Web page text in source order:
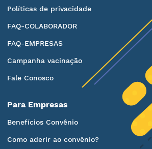
Políticas de privacidade
FAQ-COLABORADOR
FAQ-EMPRESAS
Campanha vacinação
Fale Conosco
Para Empresas
Benefícios Convênio
Como aderir ao convênio?